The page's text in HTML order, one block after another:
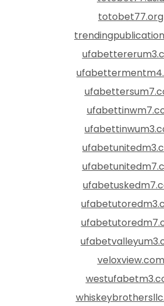
totobet77.org
veloxview.com